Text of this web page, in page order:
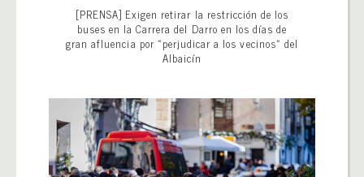
[PRENSA] Exigen retirar la restricción de los
buses en la Carrera del Darro en los días de
gran afluencia por «perjudicar a los vecinos» del
Albaicín